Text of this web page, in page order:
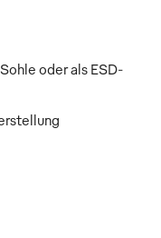
oder als ESD-